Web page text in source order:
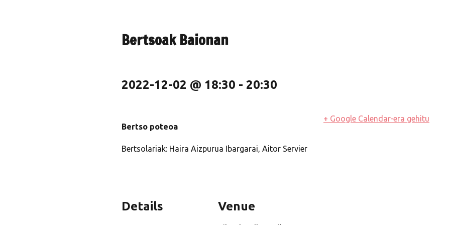
Bertsoak Baionan
2022-12-02 @ 18:30 - 20:30
Bertso poteoa
Bertsolariak: Haira Aizpurua Ibargarai, Aitor Servier
+ Google Calendar-era gehitu
Details Venue